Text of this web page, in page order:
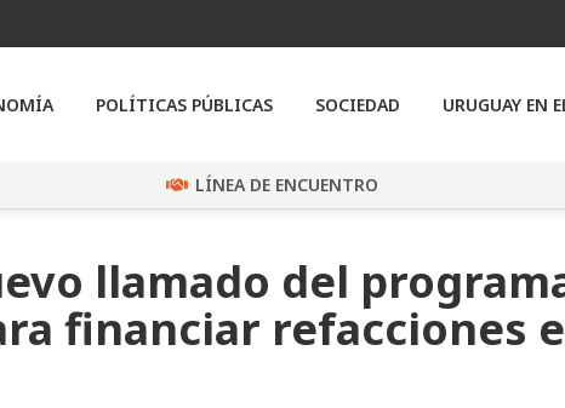
POLÍTICAS PÚBLICAS SOCIEDAD URUGUAY EN
LÍNEA DE ENCUENTRO
llamado del
financiar refacciones